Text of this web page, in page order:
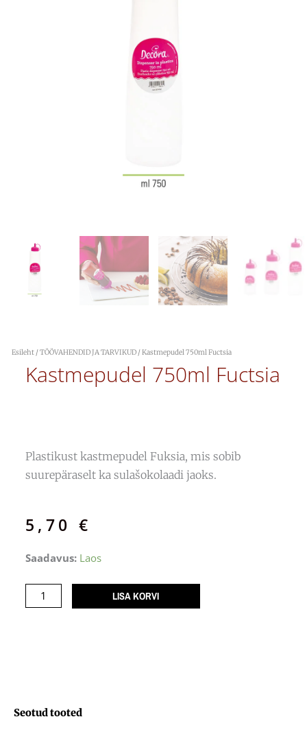
Esileht /TÖÖVAHENDID JA TARVIKUD / Kastmepudel 750ml Fuctsia
Kastmepudel 750ml Fuctsia
Plastikust kastmepudel Fuksia, mis sobib
suurepäraselt ka sulašokolaadi jaoks.
5,70 €
Saadavus: Laos
Kastmepudel
Fuctsia
kogus
LISA KORVI
Seotud tooted